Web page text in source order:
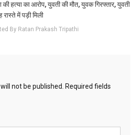
की हत्या का आरोप, युवती की मौत, युवक गिरफ्तार, युवती
में पड़ी मिली
By Ratan Prakash Tripathi
not be published. Required fields